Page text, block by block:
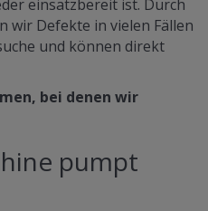
einsatzbereit ist. Durch
wir Defekte in vielen Fällen
und können direkt
bei denen wir
pumpt